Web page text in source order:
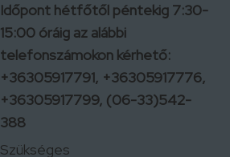
Időpont hétfőtől péntekig 7:30-
15:00 óráig az alábbi
telefonszámokon kérhető:
+36305917791, +36305917776,
+36305917799, (06-33)542-
388
Szükséges